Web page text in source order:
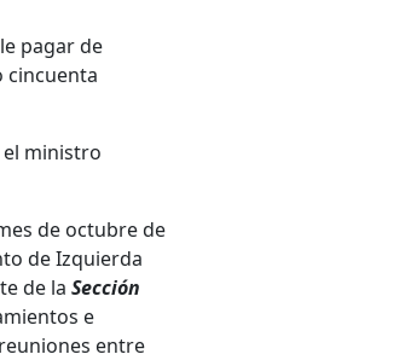
pagar de
cincuenta
el ministro
de octubre de
de Izquierda
de la Sección
e
entre